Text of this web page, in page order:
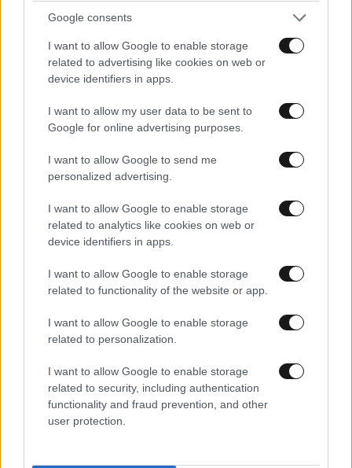
Google consents
I want to allow Google to enable storage
related to advertising like cookies on web or
device identifiers in apps.
I want to allow my user data to be sent to
Google for online advertising purposes.
I want to allow Google to send me
personalized advertising.
I want to allow Google to enable storage
related to analytics like cookies on web or
device identifiers in apps.
I want to allow Google to enable storage
related to functionality of the website or app.
I want to allow Google to enable storage
related to personalization.
I want to allow Google to enable storage
related to security, including authentication
functionality and fraud prevention, and other
user protection.
Ψάχνεις το τέλειο beach hairstyle; Αυτή είναι η
πιο chic επιλογή του καλοκαιριού
Ακολουθήστε το NEWSBEAST
και μάθετε πρώτοι όλες τις ειδήσεις